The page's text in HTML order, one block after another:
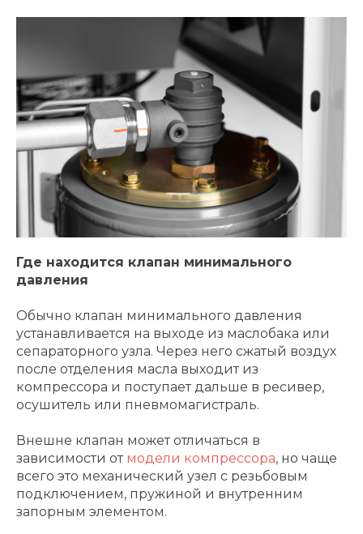
Где находится клапан минимального
давления
Обычно клапан минимального давления
устанавливается на выходе из маслобака или
сепараторного узла. Через него сжатый воздух
после отделения масла выходит из
компрессора и поступает дальше в ресивер,
осушитель или пневмомагистраль.
Внешне клапан может отличаться в
зависимости от модели компрессора, но чаще
всего это механический узел с резьбовым
подключением, пружиной и внутренним
запорным элементом.